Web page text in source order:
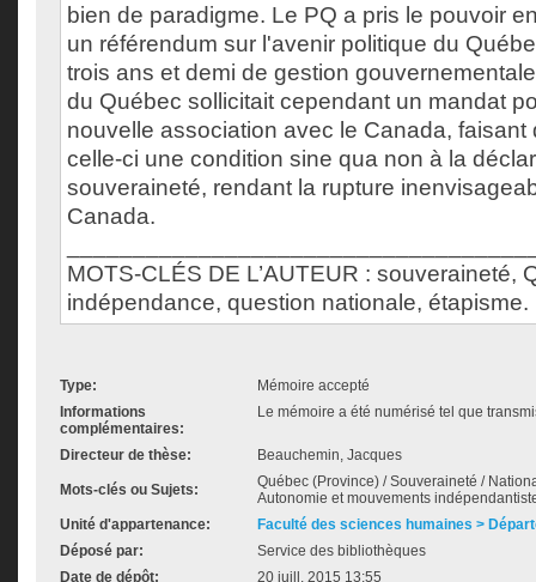
bien de paradigme. Le PQ a pris le pouvoir
un référendum sur l'avenir politique du
trois ans et demi de gestion
du Québec sollicitait cependant un mandat
nouvelle association avec le Canada, faisant
celle-ci une condition sine qua non à la
souveraineté, rendant la rupture
Canada.
MOTS-CLÉS DE L’AUTEUR : souveraineté,
indépendance, question nationale, étapisme.
Type:
Mémoire accepté
Informations
complémentaires:
Le mémoire a été numérisé tel que
Directeur de thèse: Beauchemin, Jacques
Mots-clés ou Sujets:
Québec (Province) / Souveraineté /
Autonomie et mouvements
Unité d'appartenance:
Faculté des sciences humaines >
Déposé par:
Service des bibliothèques
Date de dépôt:
20 juill. 2015 13:55